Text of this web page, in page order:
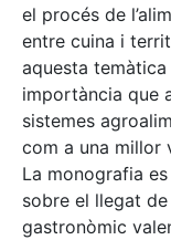
el procés de
entre cuina i
aquesta temàtica
importància que
sistemes
com a una millor
La monografia
sobre el llegat
gastronòmic